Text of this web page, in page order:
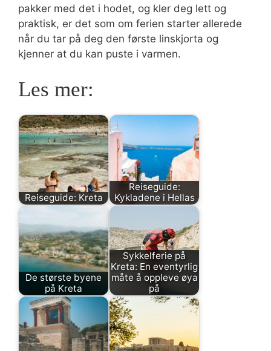
pakker med det i hodet, og kler deg lett og
praktisk, er det som om ferien starter allerede
når du tar på deg den første linskjorta og
kjenner at du kan puste i varmen.
Les mer:
Reiseguide: Kreta
Reiseguide:
Kykladene i Hellas
De største byene
på Kreta
Sykkelferie på
Kreta: En eventyrlig
måte å oppleve øya
på